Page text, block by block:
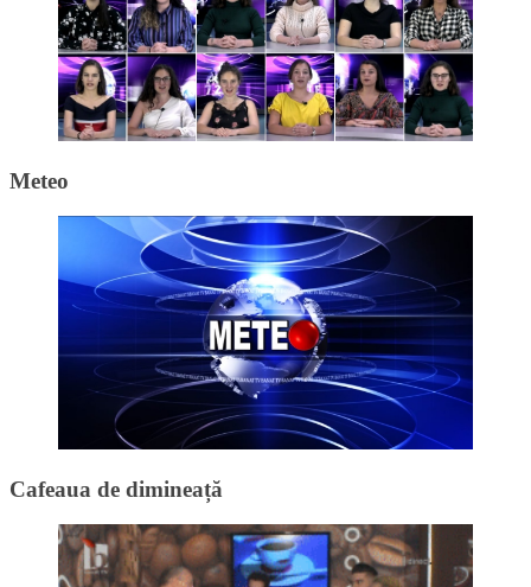
Meteo
Cafeaua de dimineață